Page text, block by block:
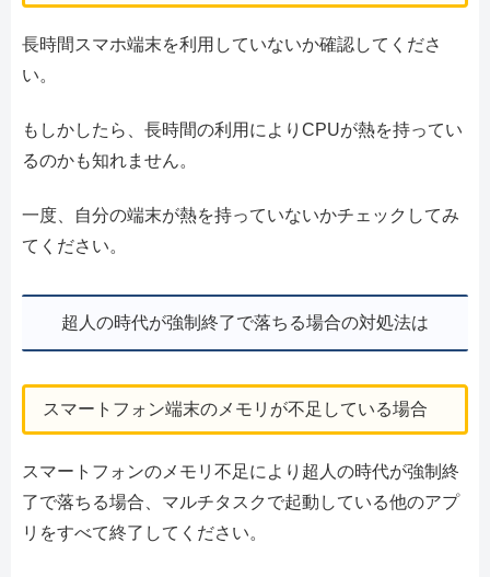
長時間スマホ端末を利用していないか確認してくださ
い。
もしかしたら、長時間の利用によりCPUが熱を持ってい
るのかも知れません。
一度、自分の端末が熱を持っていないかチェックしてみ
てください。
超人の時代が強制終了で落ちる場合の対処法は
スマートフォン端末のメモリが不足している場合
スマートフォンのメモリ不足により超人の時代が強制終
了で落ちる場合、マルチタスクで起動している他のアプ
リをすべて終了してください。